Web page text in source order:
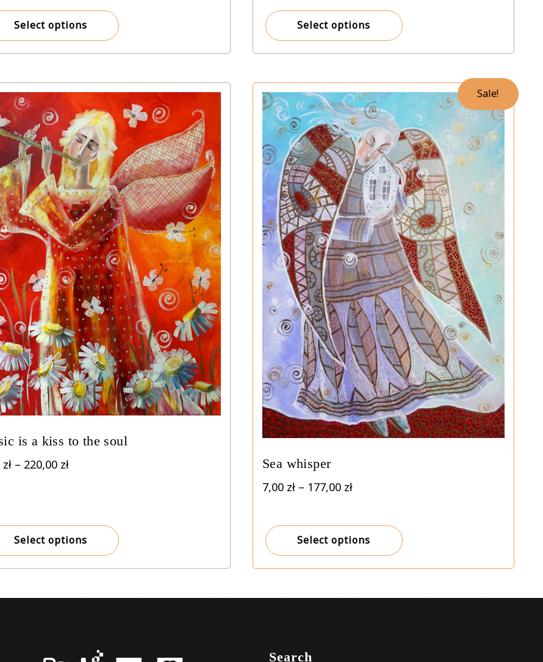
Select options
through
169,00 zł
Select options
is a kiss to the soul
zł – 220,00 złPrice
220,00 zł
Select options
Sale!
Sea whisper
7,00 zł – 177,00 złPrice
through
177,00 zł
Select options
Search